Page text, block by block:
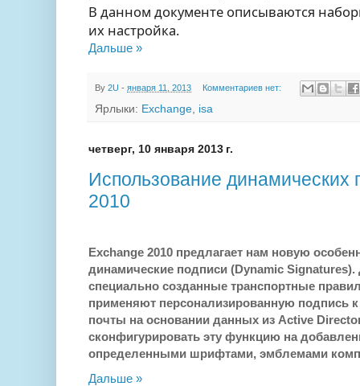
В данном документе описываются
их настройка.
Дальше »
By 2U - января 11, 2013 Комментариев нет:
Ярлыки: Exchange, isa
четверг, 10 января 2013 г.
Использование динамических
2010
Exchange 2010 предлагает нам новую
динамические подписи (Dynamic Signatures).
специально созданные транспортные
применяют персонализированную подпись
почты на основании данных из Active
сконфигурировать эту функцию на
определенными шрифтами, эмблемами
Дальше »